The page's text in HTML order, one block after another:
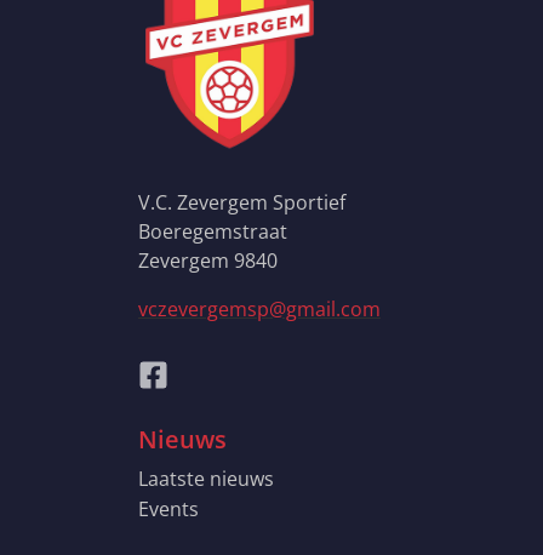
V.C. Zevergem Sportief
Boeregemstraat
Zevergem 9840
vczevergemsp@gmail.com
Nieuws
Laatste nieuws
Events